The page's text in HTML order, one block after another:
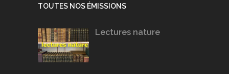
TOUTES NOS ÉMISSIONS
Lectures nature